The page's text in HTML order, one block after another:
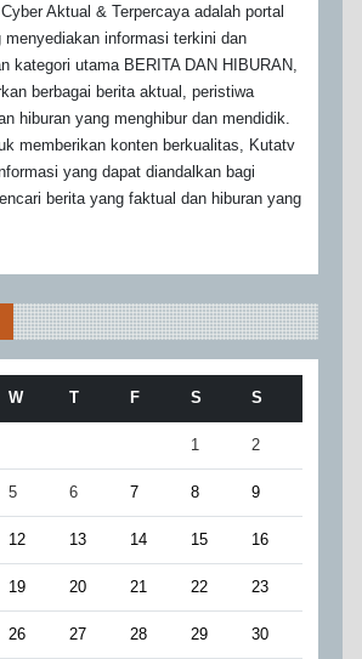
Aktual & Terpercaya adalah portal
menyediakan informasi terkini dan
kategori utama BERITA DAN HIBURAN,
berbagai berita aktual, peristiwa
hiburan yang menghibur dan mendidik.
memberikan konten berkualitas, Kutatv
yang dapat diandalkan bagi
berita yang faktual dan hiburan yang
W T F S S
1 2
5 6 7 8 9
12 13 14 15 16
19 20 21 22 23
26 27 28 29 30